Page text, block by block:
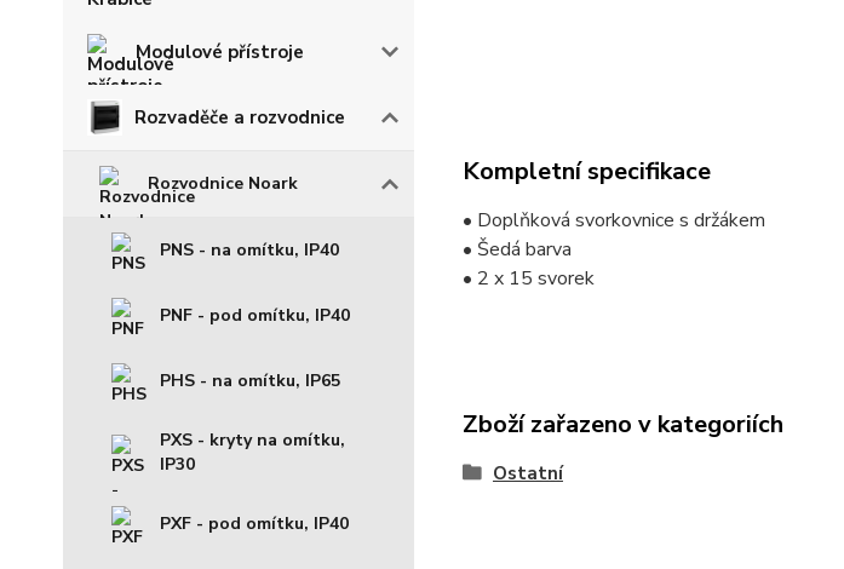
Modulové přístroje
Rozvaděče a rozvodnice
Rozvodnice Noark
PNS - na omítku, IP40
PNF - pod omítku, IP40
PHS - na omítku, IP65
PXS - kryty na omítku,
IP30
PXF - pod omítku, IP40
Kompletní specifikace
• Doplňková svorkovnice s držákem
• Šedá barva
• 2 x 15 svorek
Zboží zařazeno v kategoriích
Ostatní